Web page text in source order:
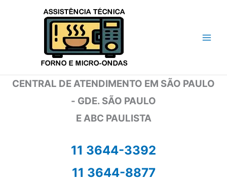
CENTRAL DE ATENDIMENTO EM SÃO PAULO
- GDE. SÃO PAULO
E ABC PAULISTA
11 3644-3392
11 3644-8877